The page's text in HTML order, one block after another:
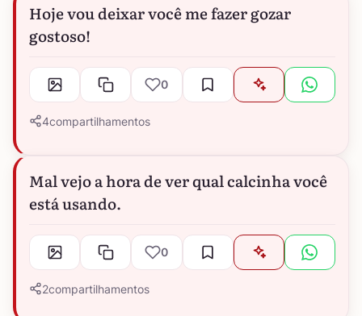
Hoje vou deixar você me fazer gozar
gostoso!
0
4compartilhamentos
Mal vejo a hora de ver qual calcinha você
está usando.
0
2compartilhamentos